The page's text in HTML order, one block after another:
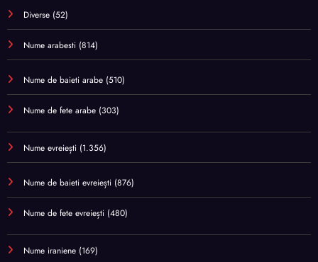
Diverse (52)
Nume arabesti (814)
Nume de baieti arabe (510)
Nume de fete arabe (303)
Nume evreiești (1.356)
Nume de baieti evreiești (876)
Nume de fete evreiești (480)
Nume iraniene (169)